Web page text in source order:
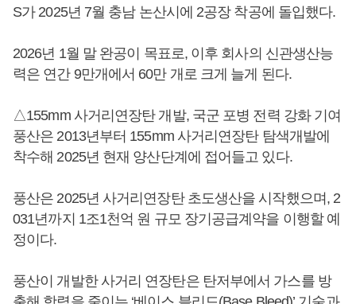
S가 2025년 7월 충남 논산시에 2공장 착공에 돌입했다.
2026년 1월 말 완공이 목표로, 이후 회사의 신관생산능
력은 연간 9만개에서 60만 개로 크게 늘게 된다.
△155mm 사거리연장탄 개발, 국군 포병 전력 강화 기여
풍산은 2013년부터 155mm 사거리연장탄 탐색개발에
착수해 2025년 현재 양산단계에 접어들고 있다.
풍산은 2025년 사거리연장탄 초도생산을 시작했으며, 2
031년까지 1조1천억 원 규모 장기공급계약을 이행할 예
정이다.
풍산이 개발한 사거리 연장탄은 탄저부에서 가스를 방